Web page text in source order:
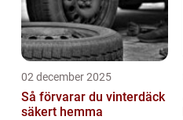
02 december 2025
Så förvarar du vinterdäck
säkert hemma